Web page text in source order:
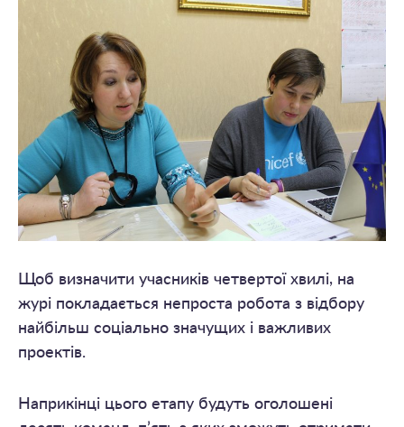
Щоб визначити учасників четвертої хвилі, на
журі покладається непроста робота з відбору
найбільш соціально значущих і важливих
проектів.
Наприкінці цього етапу будуть оголошені